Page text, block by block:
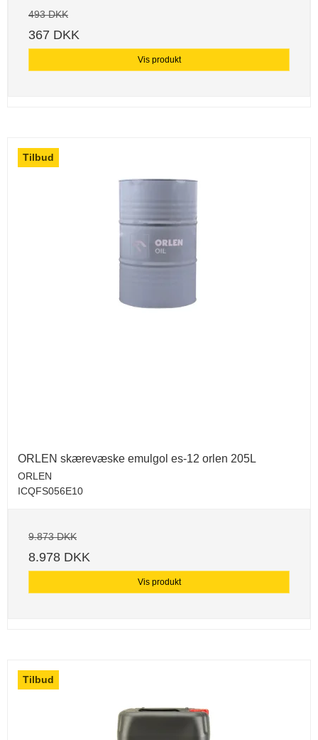
493 DKK
367 DKK
Vis produkt
Tilbud
ORLEN skærevæske emulgol es-12 orlen 205L
ORLEN
ICQFS056E10
9.873 DKK
8.978 DKK
Vis produkt
Tilbud